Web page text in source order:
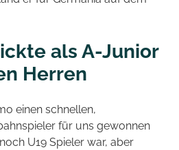
als A-Junior
Herren
einen schnellen,
für uns gewonnen
U19 Spieler war, aber